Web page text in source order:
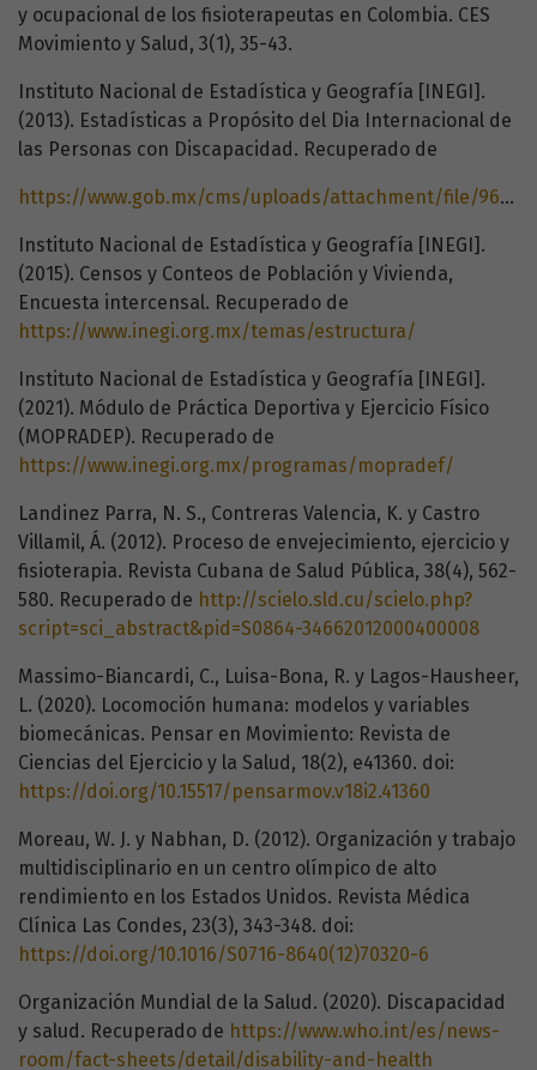
y ocupacional de los fisioterapeutas en Colombia. CES
Movimiento y Salud, 3(1), 35-43.
Instituto Nacional de Estadística y Geografía [INEGI].
(2013). Estadísticas a Propósito del Dia Internacional de
las Personas con Discapacidad. Recuperado de
https://www.gob.mx/cms/uploads/attachment/file/9640/inegi_2012.pdf
Instituto Nacional de Estadística y Geografía [INEGI].
(2015). Censos y Conteos de Población y Vivienda,
Encuesta intercensal. Recuperado de
https://www.inegi.org.mx/temas/estructura/
Instituto Nacional de Estadística y Geografía [INEGI].
(2021). Módulo de Práctica Deportiva y Ejercicio Físico
(MOPRADEP). Recuperado de
https://www.inegi.org.mx/programas/mopradef/
Landinez Parra, N. S., Contreras Valencia, K. y Castro
Villamil, Á. (2012). Proceso de envejecimiento, ejercicio y
fisioterapia. Revista Cubana de Salud Pública, 38(4), 562-
580. Recuperado de http://scielo.sld.cu/scielo.php?
script=sci_abstract&pid=S0864-34662012000400008
Massimo-Biancardi, C., Luisa-Bona, R. y Lagos-Hausheer,
L. (2020). Locomoción humana: modelos y variables
biomecánicas. Pensar en Movimiento: Revista de
Ciencias del Ejercicio y la Salud, 18(2), e41360. doi:
https://doi.org/10.15517/pensarmov.v18i2.41360
Moreau, W. J. y Nabhan, D. (2012). Organización y trabajo
multidisciplinario en un centro olímpico de alto
rendimiento en los Estados Unidos. Revista Médica
Clínica Las Condes, 23(3), 343-348. doi:
https://doi.org/10.1016/S0716-8640(12)70320-6
Organización Mundial de la Salud. (2020). Discapacidad
y salud. Recuperado de https://www.who.int/es/news-
room/fact-sheets/detail/disability-and-health